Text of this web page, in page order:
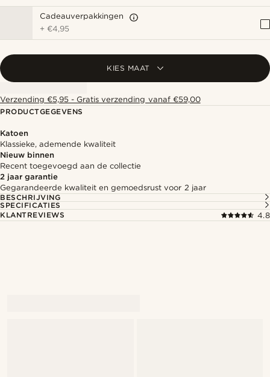
Cadeauverpakkingen
+€4,95
KIES MAAT
Verzending €5,95 - Gratis verzending vanaf €59,00
PRODUCTGEGEVENS
Katoen
Klassieke, ademende kwaliteit
Nieuw binnen
Recent toegevoegd aan de collectie
2 jaar garantie
Gegarandeerde kwaliteit en gemoedsrust voor 2 jaar
BESCHRIJVING
SPECIFICATIES
KLANTREVIEWS
4.8